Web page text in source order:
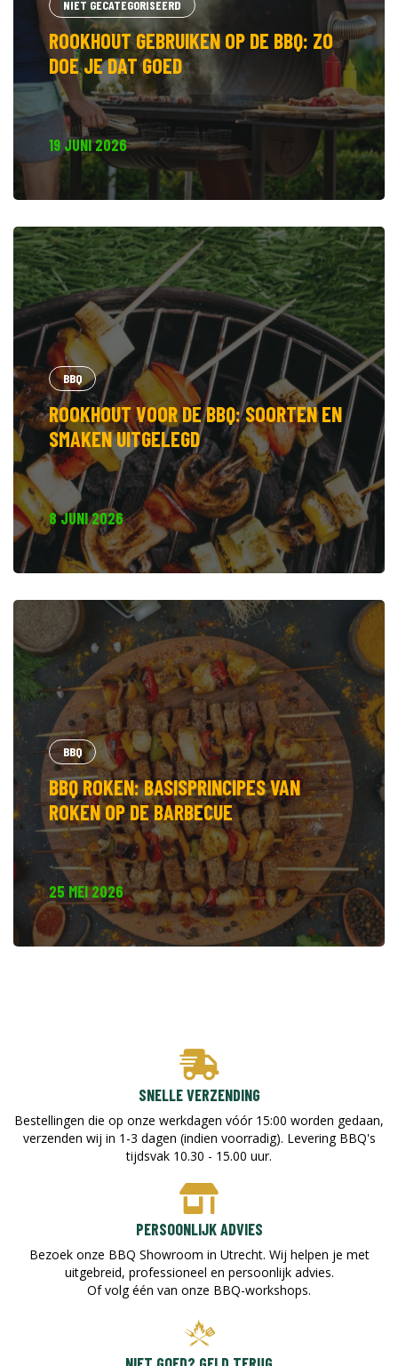
NIET GECATEGORISEERD
ROOKHOUT GEBRUIKEN OP DE BBQ: ZO
DOE JE DAT GOED
19 JUNI 2026
BBQ
ROOKHOUT VOOR DE BBQ: SOORTEN EN
SMAKEN UITGELEGD
8 JUNI 2026
BBQ
BBQ ROKEN: BASISPRINCIPES VAN
ROKEN OP DE BARBECUE
25 MEI 2026
SNELLE VERZENDING
Bestellingen die op onze werkdagen vóór 15:00 worden gedaan,
verzenden wij in 1-3 dagen (indien voorradig). Levering BBQ's
tijdsvak 10.30 - 15.00 uur.
PERSOONLIJK ADVIES
Bezoek onze BBQ Showroom in Utrecht. Wij helpen je met
uitgebreid, professioneel en persoonlijk advies.
Of volg één van onze BBQ-workshops.